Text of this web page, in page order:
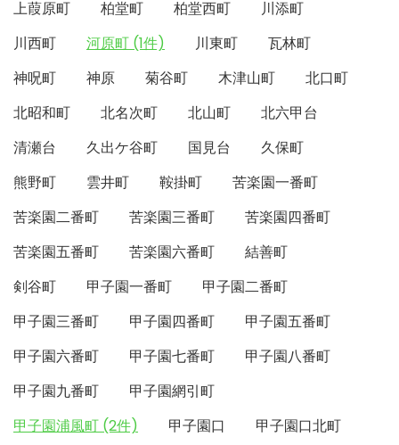
上葭原町 柏堂町 柏堂西町
川添町
川西町
河原町 (1件) 川東町
瓦林町
神呪町
神原 菊谷町 木津山町
北口町
北昭和町
北名次町 北山町
北六甲台
清瀬台
久出ケ谷町 国見台
久保町
熊野町
雲井町 鞍掛町
苦楽園一番町
苦楽園二番町
苦楽園三番町
苦楽園四番町
苦楽園五番町
苦楽園六番町
結善町
剣谷町
甲子園一番町
甲子園二番町
甲子園三番町
甲子園四番町
甲子園五番町
甲子園六番町
甲子園七番町
甲子園八番町
甲子園九番町
甲子園網引町
甲子園浦風町 (2件)
甲子園口
甲子園口北町